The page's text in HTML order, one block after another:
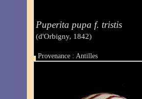
Puperita pupa f. tristis
(d'Orbigny, 1842)
Provenance : Antilles
Taille : 91 mm